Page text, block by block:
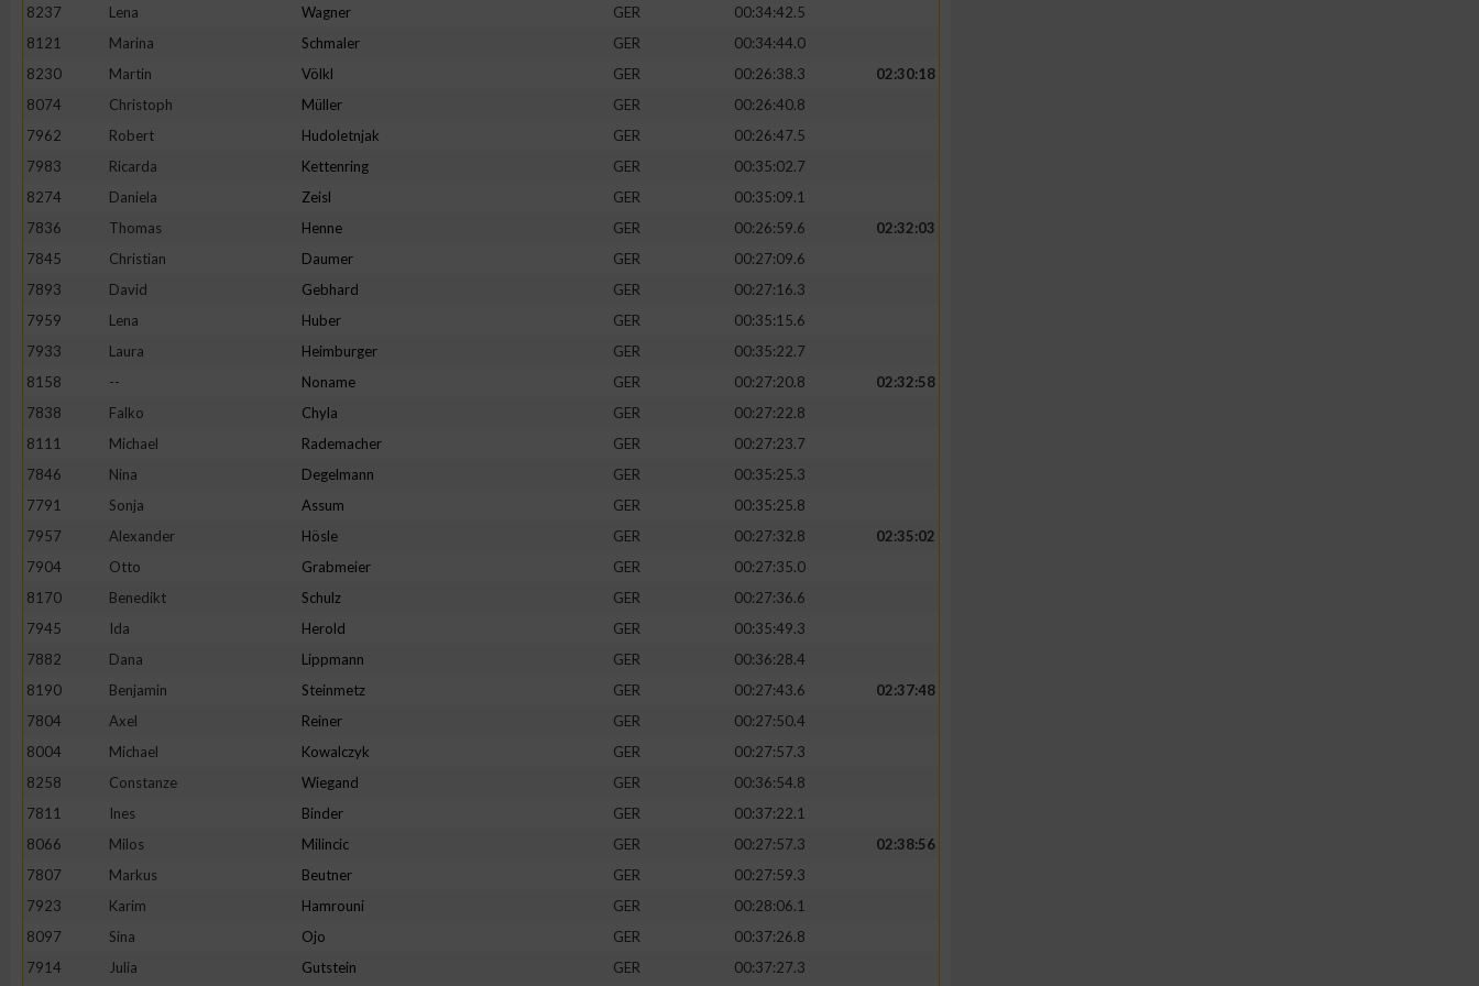
8237
Lena Wagner GER
00:34:42.5
8121
Marina Schmaler GER
00:34:44.0
8230
Martin Völkl GER 00:26:38.3
02:30:18
8074
Christoph Müller GER
00:26:40.8
7962
Robert Hudoletnjak GER
00:26:47.5
7983
Ricarda Kettenring GER
00:35:02.7
8274
Daniela Zeisl GER
00:35:09.1
7836
Thomas Henne GER 00:26:59.6
02:32:03
7845
Christian Daumer GER
00:27:09.6
7893
David Gebhard GER
00:27:16.3
7959
Lena Huber GER
00:35:15.6
7933
Laura Heimburger GER
00:35:22.7
8158
-- Noname GER 00:27:20.8
02:32:58
7838
Falko Chyla GER
00:27:22.8
8111
Michael Rademacher GER
00:27:23.7
7846
Nina Degelmann GER
00:35:25.3
7791
Sonja Assum GER
00:35:25.8
7957
Alexander Hösle GER 00:27:32.8
02:35:02
7904
Otto Grabmeier GER
00:27:35.0
8170
Benedikt Schulz GER
00:27:36.6
7945
Ida Herold GER
00:35:49.3
7882
Dana Lippmann GER
00:36:28.4
8190
Benjamin Steinmetz GER 00:27:43.6
02:37:48
7804
Axel Reiner GER
00:27:50.4
8004
Michael Kowalczyk GER
00:27:57.3
8258
Constanze Wiegand GER
00:36:54.8
7811
Ines Binder GER
00:37:22.1
8066
Milos Milincic GER 00:27:57.3
02:38:56
7807
Markus Beutner GER
00:27:59.3
7923
Karim Hamrouni GER
00:28:06.1
8097
Sina Ojo GER
00:37:26.8
7914
Julia Gutstein GER 00:37:27.3
Erstellung von Profilen zur Personalisierung von Inhalten
Verwendung von Profilen zur Auswahl personalisierter Inhalte
verschiedenen Quellen
Entwicklung und Verbesserung der Angebote
Verwendung reduzierter Daten zur Auswahl von Inhalten
IAB-Besonderheiten:
Verwendung genauer Standortdaten
Nicht-IAB-Verarbeitungszwecke:
Performance
Funktional
Werbung